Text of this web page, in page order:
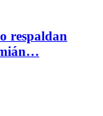
respaldan